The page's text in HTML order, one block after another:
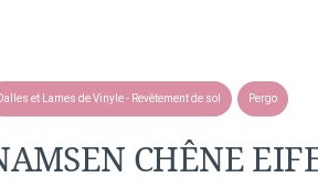
CHÊNE
Dalles et Lames de Vinyle - Revêtement de sol Pergo